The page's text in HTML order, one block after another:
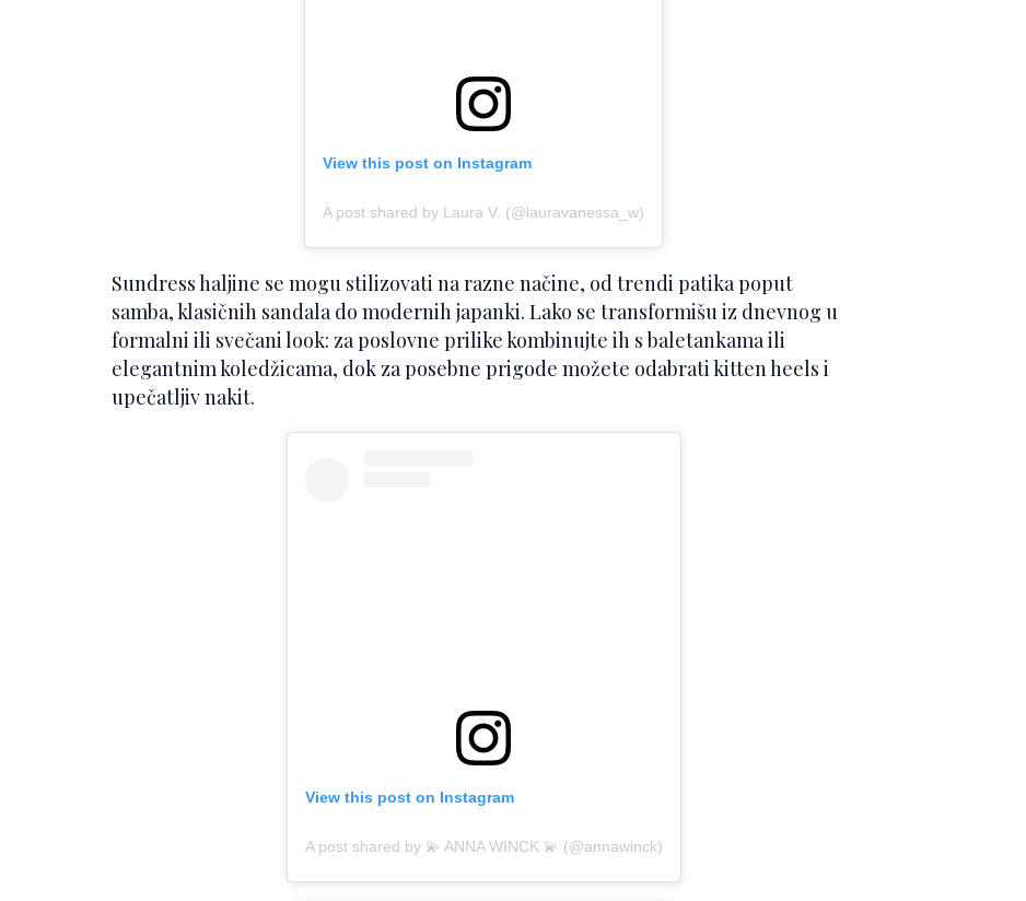
View this post on Instagram
A post shared by Laura V. (@lauravanessa_w)
Sundress haljine se mogu stilizovati na razne načine, od trendi patika poput
samba, klasičnih sandala do modernih japanki. Lako se transformišu iz dnevnog u
formalni ili svečani look: za poslovne prilike kombinujte ih s baletankama ili
elegantnim koledžicama, dok za posebne prigode možete odabrati kitten heels i
upečatljiv nakit.
View this post on Instagram
A post shared by 💫 ANNA WINCK 💫 (@annawinck)